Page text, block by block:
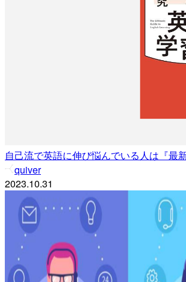
自己流で英語に伸び悩んでいる人は『最
quiver
2023.10.31